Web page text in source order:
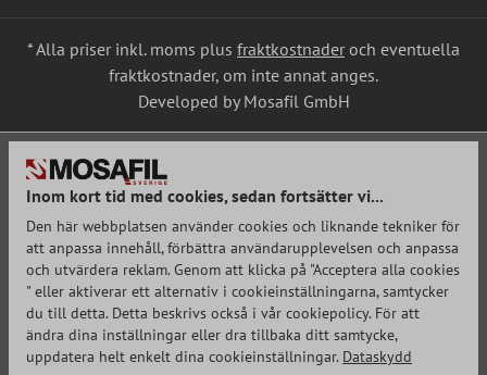
* Alla priser inkl. moms plus fraktkostnader och eventuella
fraktkostnader, om inte annat anges.
Developed by Mosafil GmbH
Inom kort tid med cookies, sedan fortsätter vi...
Den här webbplatsen använder cookies och liknande tekniker för
att anpassa innehåll, förbättra användarupplevelsen och anpassa
och utvärdera reklam. Genom att klicka på "Acceptera alla cookies
" eller aktiverar ett alternativ i cookieinställningarna, samtycker
du till detta. Detta beskrivs också i vår cookiepolicy. För att
ändra dina inställningar eller dra tillbaka ditt samtycke,
uppdatera helt enkelt dina cookieinställningar. Dataskydd